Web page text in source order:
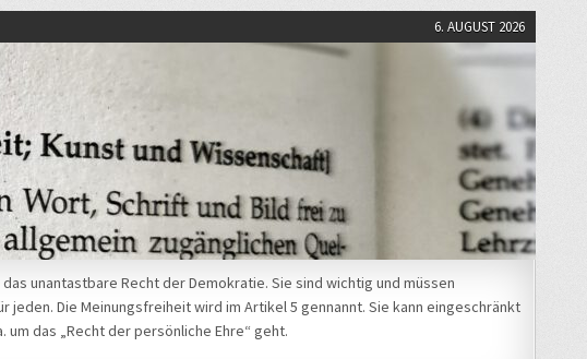
6. AUGUST 2026
unantastbare Recht der Demokratie. Sie sind wichtig und müssen
Die Meinungsfreiheit wird im Artikel 5 gennannt. Sie kann eingeschränkt
das „Recht der persönliche Ehre“ geht.